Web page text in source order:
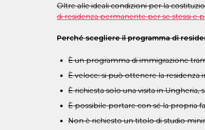
Oltre alle ideali condizioni per la
di residenza permanente per se stessi e
Perché scegliere il programma di
È un programma di immigrazione
È veloce: si può ottenere la residenza
È richiesta solo una visita in
È possibile portare con sé la propria
Non è richiesto un titolo di studio